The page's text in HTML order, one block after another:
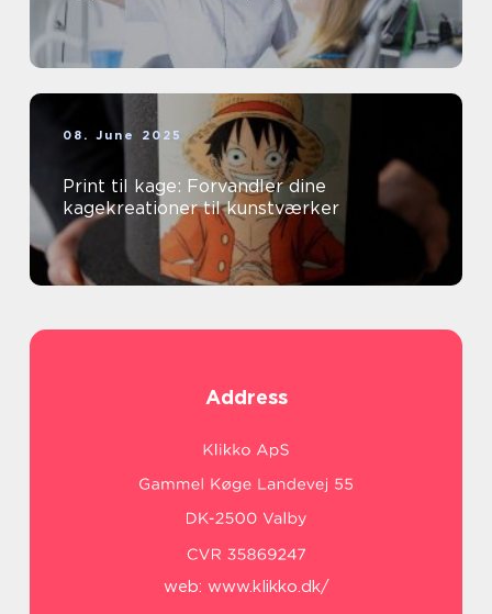
08. June 2025
Print til kage: Forvandler dine
kagekreationer til kunstværker
Address
web: www.klikko.dk/